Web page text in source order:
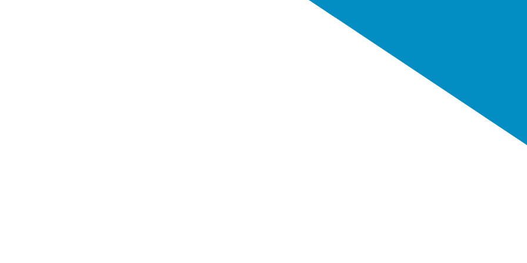
Partner und profitieren Sie von unseren Vorteilen!